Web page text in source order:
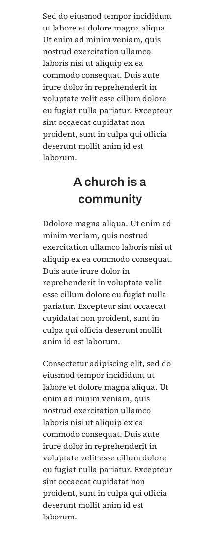
Sed do eiusmod tempor incididunt
ut labore et dolore magna aliqua.
Ut enim ad minim veniam, quis
nostrud exercitation ullamco
laboris nisi ut aliquip ex ea
commodo consequat. Duis aute
irure dolor in reprehenderit in
voluptate velit esse cillum dolore
eu fugiat nulla pariatur. Excepteur
sint occaecat cupidatat non
proident, sunt in culpa qui officia
deserunt mollit anim id est
laborum.
A church is a
community
Ddolore magna aliqua. Ut enim ad
minim veniam, quis nostrud
exercitation ullamco laboris nisi ut
aliquip ex ea commodo consequat.
Duis aute irure dolor in
reprehenderit in voluptate velit
esse cillum dolore eu fugiat nulla
pariatur. Excepteur sint occaecat
cupidatat non proident, sunt in
culpa qui officia deserunt mollit
anim id est laborum.
Consectetur adipiscing elit, sed do
eiusmod tempor incididunt ut
labore et dolore magna aliqua. Ut
enim ad minim veniam, quis
nostrud exercitation ullamco
laboris nisi ut aliquip ex ea
commodo consequat. Duis aute
irure dolor in reprehenderit in
voluptate velit esse cillum dolore
eu fugiat nulla pariatur. Excepteur
sint occaecat cupidatat non
proident, sunt in culpa qui officia
deserunt mollit anim id est
laborum.